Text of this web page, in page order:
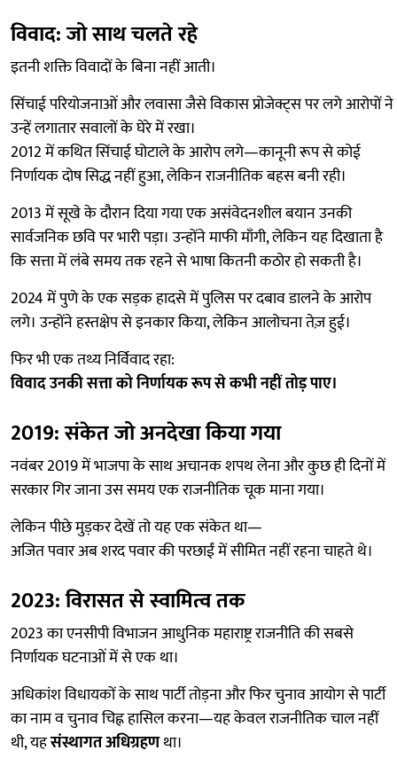
विवाद: जो साथ चलते रहे
इतनी शक्ति विवादों के बिना नहीं आती।
सिंचाई परियोजनाओं और लवासा जैसे विकास प्रोजेक्ट्स पर लगे आरोपों ने
उन्हें लगातार सवालों के घेरे में रखा।
2012 में कथित सिंचाई घोटाले के आरोप लगे—कानूनी रूप से कोई
निर्णायक दोष सिद्ध नहीं हुआ, लेकिन राजनीतिक बहस बनी रही।
2013 में सूखे के दौरान दिया गया एक असंवेदनशील बयान उनकी
सार्वजनिक छवि पर भारी पड़ा। उन्होंने माफी माँगी, लेकिन यह दिखाता है
कि सत्ता में लंबे समय तक रहने से भाषा कितनी कठोर हो सकती है।
2024 में पुणे के एक सड़क हादसे में पुलिस पर दबाव डालने के आरोप
लगे। उन्होंने हस्तक्षेप से इनकार किया, लेकिन आलोचना तेज़ हुई।
फिर भी एक तथ्य निर्विवाद रहा:
विवाद उनकी सत्ता को निर्णायक रूप से कभी नहीं तोड़ पाए।
2019: संकेत जो अनदेखा किया गया
नवंबर 2019 में भाजपा के साथ अचानक शपथ लेना और कुछ ही दिनों में
सरकार गिर जाना उस समय एक राजनीतिक चूक माना गया।
लेकिन पीछे मुड़कर देखें तो यह एक संकेत था—
अजित पवार अब शरद पवार की परछाईं में सीमित नहीं रहना चाहते थे।
2023: विरासत से स्वामित्व तक
2023 का एनसीपी विभाजन आधुनिक महाराष्ट्र राजनीति की सबसे
निर्णायक घटनाओं में से एक था।
अधिकांश विधायकों के साथ पार्टी तोड़ना और फिर चुनाव आयोग से पार्टी
का नाम व चुनाव चिह्न हासिल करना—यह केवल राजनीतिक चाल नहीं
थी, यहसंस्थागत अधिग्रहणथा।